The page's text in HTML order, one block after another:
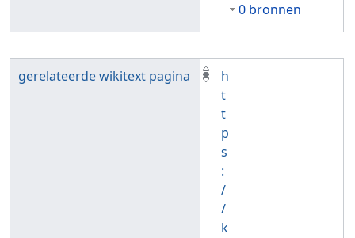
0 bronnen
gerelateerde wikitext pagina
h
t
t
p
s
:
/
/
k